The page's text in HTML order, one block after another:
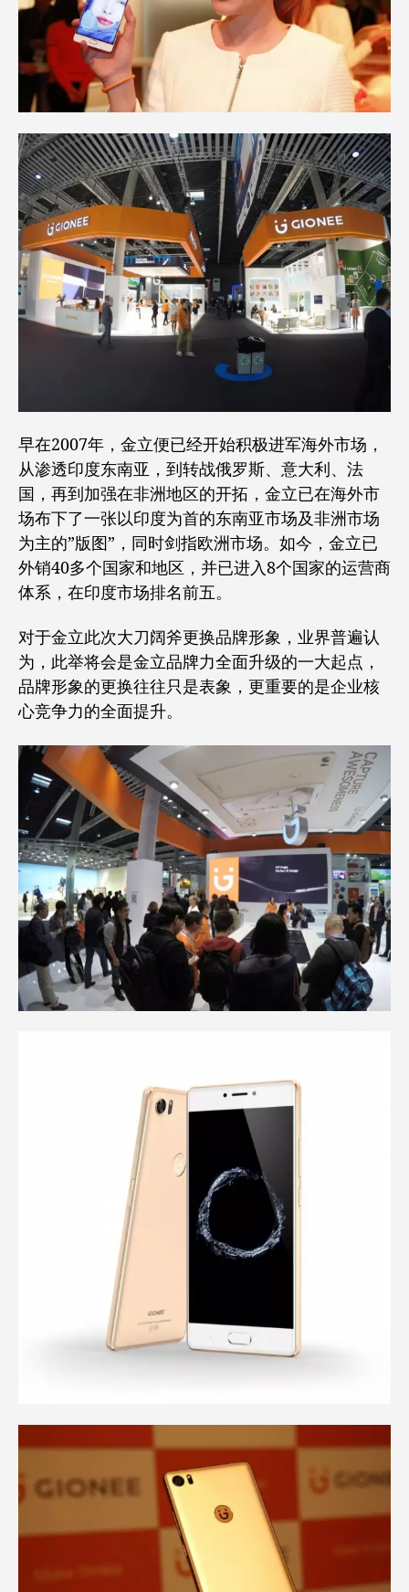
早在2007年，金立便已经开始积极进军海外市场，
从渗透印度东南亚，到转战俄罗斯、意大利、法
国，再到加强在非洲地区的开拓，金立已在海外市
场布下了一张以印度为首的东南亚市场及非洲市场
为主的”版图”，同时剑指欧洲市场。如今，金立已
外销40多个国家和地区，并已进入8个国家的运营商
体系，在印度市场排名前五。
对于金立此次大刀阔斧更换品牌形象，业界普遍认
为，此举将会是金立品牌力全面升级的一大起点，
品牌形象的更换往往只是表象，更重要的是企业核
心竞争力的全面提升。